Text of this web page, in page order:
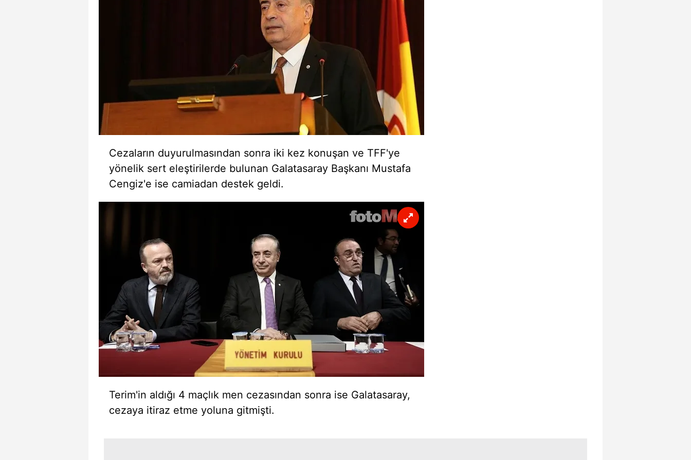
mevzuata uygun olarak kullanılan çerezlerle ilgili bilgi almak için lütfen
tıklayınız
Cezaların duyurulmasından sonra iki kez konuşan ve TFF'ye
yönelik sert eleştirilerde bulunan Galatasaray Başkanı Mustafa
Cengiz'e ise camiadan destek geldi.
Terim'in aldığı 4 maçlık men cezasından sonra ise Galatasaray,
cezaya itiraz etme yoluna gitmişti.